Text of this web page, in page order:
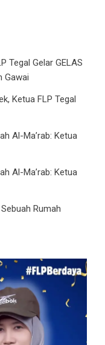
Tegal Gelar GELAS
Gawai
Ketua FLP Tegal
Al-Ma’rab: Ketua
Al-Ma’rab: Ketua
Rumah